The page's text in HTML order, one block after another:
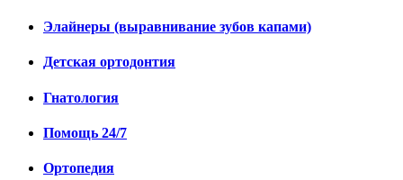
Элайнеры (выравнивание зубов капами)
Детская ортодонтия
Гнатология
Помощь 24/7
Ортопедия